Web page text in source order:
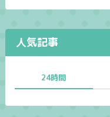
人気記事
24時間